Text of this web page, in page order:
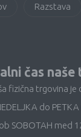
Razstava
čas
fizična trgovina je
do PETKA
SOBOTAH med